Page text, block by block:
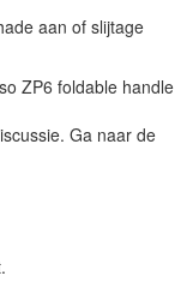
aan of slijtage
ZP6 foldable handle
Ga naar de